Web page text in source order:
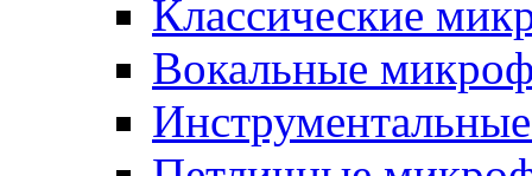
Классические
Вокальные